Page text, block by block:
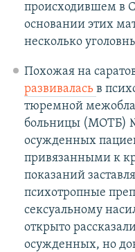
происходившем в
основании этих
несколько
Похожая на
развивалась в
тюремной
больницы (МОТБ)
осужденных
привязанными к
показаний
психотропные
сексуальному
открыто
осужденных, но